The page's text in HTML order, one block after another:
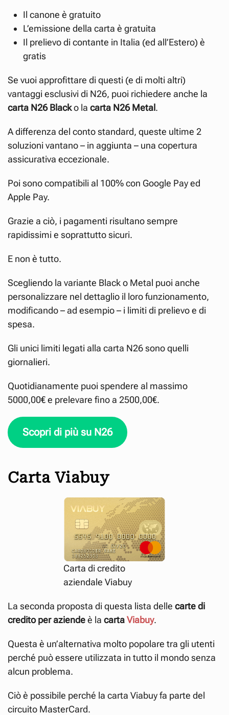
Il canone è gratuito
L’emissione della carta è gratuita
Il prelievo di contante in Italia (ed all’Estero) è
gratis
Se vuoi approfittare di questi (e di molti altri)
vantaggi esclusivi di N26, puoi richiedere anche la
carta N26 Blacko la carta N26 Metal.
A differenza del conto standard, queste ultime 2
soluzioni vantano – in aggiunta – una copertura
assicurativa eccezionale.
Poi sono compatibili al 100% con Google Pay ed
Apple Pay.
Grazie a ciò, i pagamenti risultano sempre
rapidissimi e soprattutto sicuri.
E non è tutto.
Scegliendo la variante Black o Metal puoi anche
personalizzare nel dettaglio il loro funzionamento,
modificando – ad esempio – i limiti di prelievo e di
spesa.
Gli unici limiti legati alla carta N26 sono quelli
giornalieri.
Quotidianamente puoi spendere al massimo
5000,00€ e prelevare fino a 2500,00€.
Scopri di più su N26
Carta Viabuy
Carta di credito
aziendale Viabuy
La seconda proposta di questa lista delle carte di
credito per aziendeè la cartaViabuy.
Questa è un’alternativa molto popolare tra gli utenti
perché può essere utilizzata in tutto il mondo senza
alcun problema.
Ciò è possibile perché la carta Viabuy fa parte del
circuito MasterCard.